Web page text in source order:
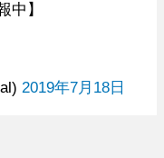
中】
2019年7月18日